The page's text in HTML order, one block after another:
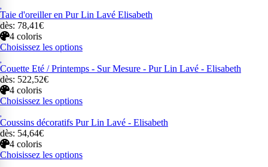
Taie d'oreiller en Pur Lin Lavé Elisabeth
dès: 78,41€
4 coloris
Choisissez les options
Couette Eté / Printemps - Sur Mesure - Pur Lin Lavé - Elisabeth
dès: 522,52€
4 coloris
Choisissez les options
Coussins décoratifs Pur Lin Lavé - Elisabeth
dès: 54,64€
4 coloris
Choisissez les options